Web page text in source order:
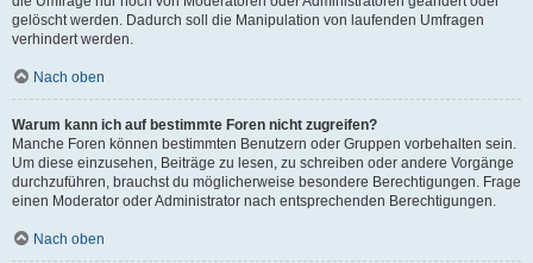
gelöscht werden. Dadurch soll die Manipulation von laufenden Umfragen
verhindert werden.
Nach oben
Warum kann ich auf bestimmte Foren nicht zugreifen?
Manche Foren können bestimmten Benutzern oder Gruppen vorbehalten sein.
Um diese einzusehen, Beiträge zu lesen, zu schreiben oder andere Vorgänge
durchzuführen, brauchst du möglicherweise besondere Berechtigungen. Frage
einen Moderator oder Administrator nach entsprechenden Berechtigungen.
Nach oben